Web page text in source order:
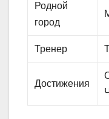
Родной
город
Тренер
Достижения